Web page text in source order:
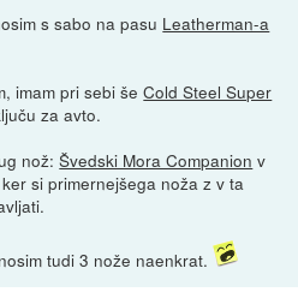
s sabo na pasu Leatherman-a
imam pri sebi šeCold Steel Super
za avto.
nož:Švedski Mora Companion v
si primernejšega noža z v ta
tudi 3 nože naenkrat.